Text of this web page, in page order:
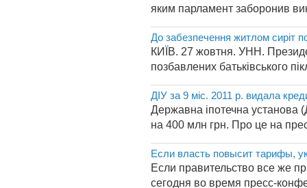
яким парламент заборонив
До забезпечення житлом сиріт
КИЇВ. 27 жовтня. УНН.
позбавлених батьківського
ДІУ за 9 міс. 2011 р. видала
Державна іпотечна установа
на 400 млн грн. Про це на
Если власть повысит тарифы,
Если правительство все же
сегодня во время пресс-